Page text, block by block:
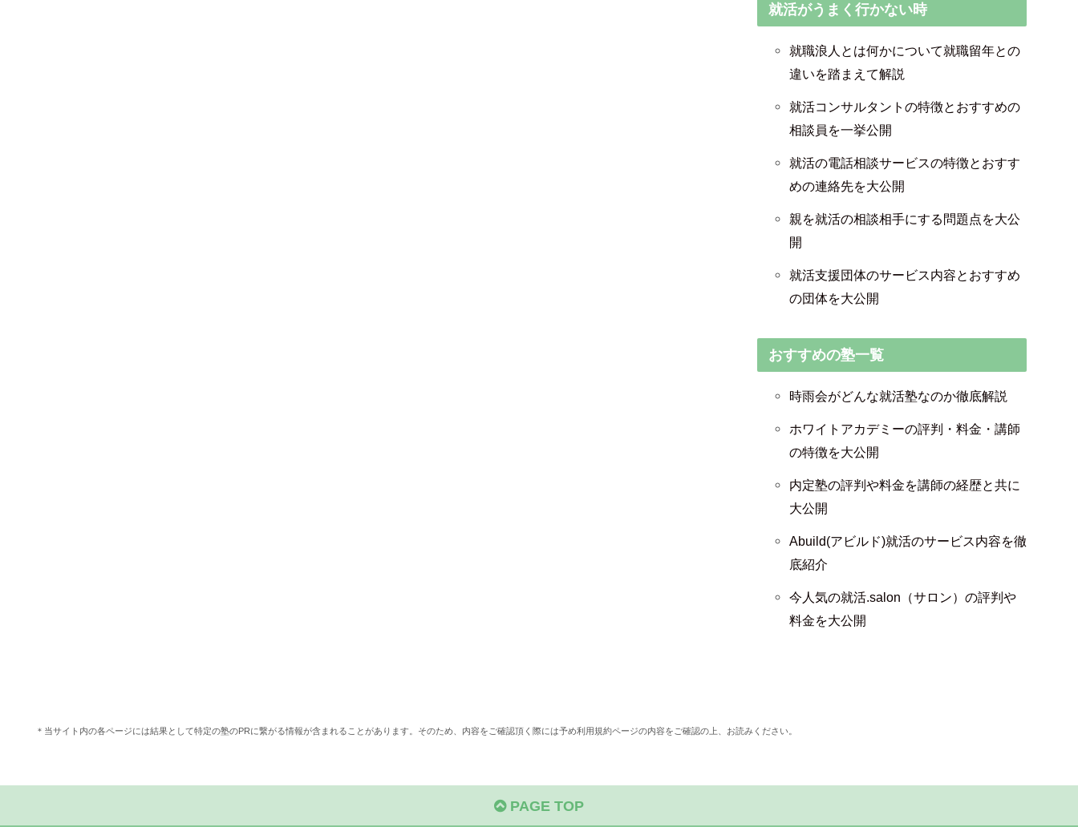
就活がうまく行かない時
就職浪人とは何かについて就職留年との
違いを踏まえて解説
就活コンサルタントの特徴とおすすめの
相談員を一挙公開
就活の電話相談サービスの特徴とおすす
めの連絡先を大公開
親を就活の相談相手にする問題点を大公
開
就活支援団体のサービス内容とおすすめ
の団体を大公開
おすすめの塾一覧
時雨会がどんな就活塾なのか徹底解説
ホワイトアカデミーの評判・料金・講師
の特徴を大公開
内定塾の評判や料金を講師の経歴と共に
大公開
Abuild(アビルド)就活のサービス内容を徹
底紹介
今人気の就活.salon（サロン）の評判や
料金を大公開
＊当サイト内の各ページには結果として特定の塾のPRに繋がる情報が含まれることがあります。そのため、内容をご確認頂く際には予め利用規約ページの内容をご確認の上、お読みください。
PAGE TOP